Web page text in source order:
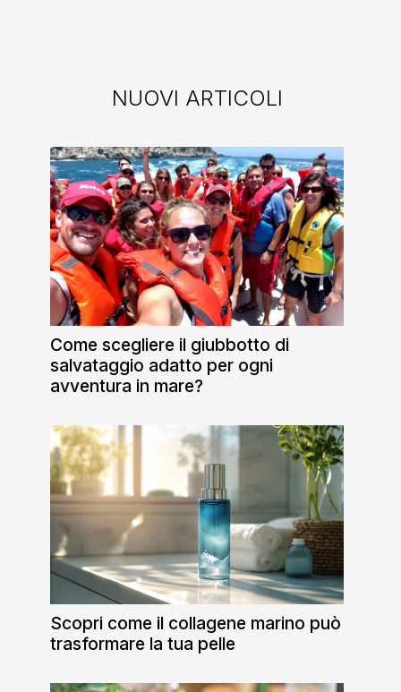
NUOVI ARTICOLI
Come scegliere il giubbotto di
salvataggio adatto per ogni
avventura in mare?
Scopri come il collagene marino può
trasformare la tua pelle